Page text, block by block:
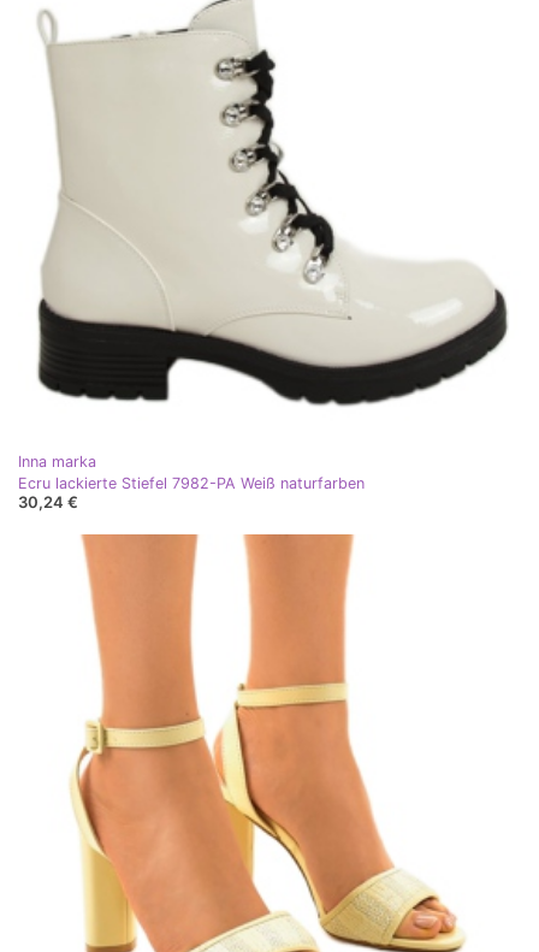
Inna marka
Ecru lackierte Stiefel 7982-PA Weiß naturfarben
30,24 €